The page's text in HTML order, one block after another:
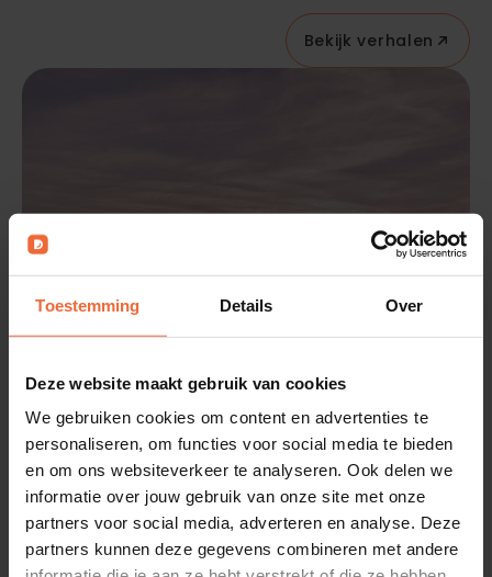
Toestemming Details Over
Deze website maakt gebruik van cookies
We gebruiken cookies om content en advertenties te
personaliseren, om functies voor social media te bieden
en om ons websiteverkeer te analyseren. Ook delen we
informatie over jouw gebruik van onze site met onze
partners voor social media, adverteren en analyse. Deze
partners kunnen deze gegevens combineren met andere
Bekijk verhalen
Bijsturen op inzichten om
zoveel mogelijk omzet te